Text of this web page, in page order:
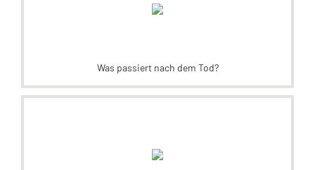
Was passiert nach dem Tod?